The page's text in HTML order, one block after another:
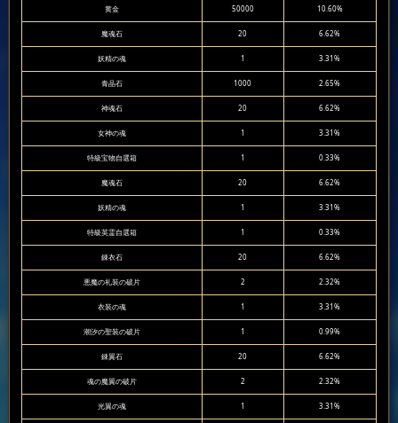
黄金 50000 10.60%
魔魂石 20 6.62%
妖精の魂 1 3.31%
青晶石 1000 2.65%
神魂石 20 6.62%
女神の魂 1 3.31%
特級宝物自選箱 1 0.33%
魔魂石 20 6.62%
妖精の魂 1 3.31%
特級英霊自選箱 1 0.33%
錬衣石 20 6.62%
悪魔の礼装の破片 2 2.32%
衣装の魂 1 3.31%
潮汐の聖装の破片 1 0.99%
錬翼石 20 6.62%
魂の魔翼の破片 2 2.32%
光翼の魂 1 3.31%